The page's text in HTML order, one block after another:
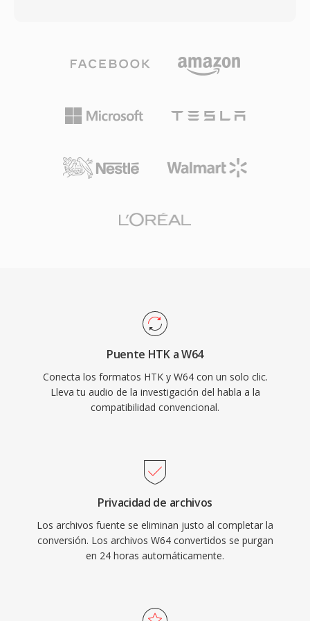
extraidas sin cambiar de analizadores. La
cabecera deliberadamente mínima evita relleno
qué el formato sea trivial de leer desde C,
E/S binaria. Tres ventajas sustentan la
relevancia duradera de HTK: integración
reconocimiento HTK, disposición de bytes
grabación largas, capturas multicanal o
W64 logra esto extendiendo los identificadores
de bloque y los campos de tamaño a 64 bits,
caracteres. Esté cambio estructural permite
restricción práctica de almacenamiento. El
grabación de conciertos en vivo y la adquisicion
de datos científicos. Sound Forge, Audacity y
otras estaciones de trabajo de audio digital
profesionales proporcionan soporte nativo de
W64 para importación y exportación sin
problemas. Para ingenieros y productores qué
fiabilidad y simplicidad de WAV sin la frustrante
Puente HTK a W64
Conecta los formatos HTK y W64 con un solo clic.
Lleva tu audio de la investigación del habla a la
compatibilidad convencional.
Privacidad de archivos
Los archivos fuente se eliminan justo al completar la
conversión. Los archivos W64 convertidos se purgan
en 24 horas automáticamente.